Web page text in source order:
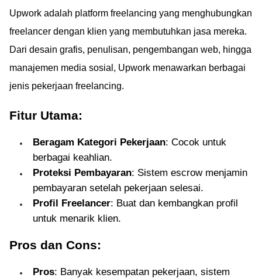
Upwork adalah platform freelancing yang menghubungkan
freelancer dengan klien yang membutuhkan jasa mereka.
Dari desain grafis, penulisan, pengembangan web, hingga
manajemen media sosial, Upwork menawarkan berbagai
jenis pekerjaan freelancing.
Fitur Utama:
Beragam Kategori Pekerjaan: Cocok untuk
berbagai keahlian.
Proteksi Pembayaran: Sistem escrow menjamin
pembayaran setelah pekerjaan selesai.
Profil Freelancer: Buat dan kembangkan profil
untuk menarik klien.
Pros dan Cons:
Pros: Banyak kesempatan pekerjaan, sistem